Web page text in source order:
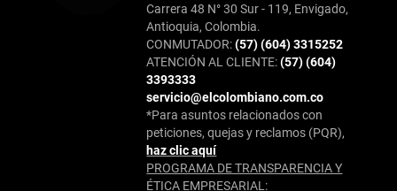
Carrera 48 N° 30 Sur - 119, Envigado,
Antioquia, Colombia.
CONMUTADOR:(57) (604) 3315252
ATENCIÓN AL CLIENTE:(57) (604)
3393333
servicio@elcolombiano.com.co
*Para asuntos relacionados con
peticiones, quejas y reclamos (PQR),
haz clic aquí
PROGRAMA DE TRANSPARENCIA Y
ÉTICA EMPRESARIAL: